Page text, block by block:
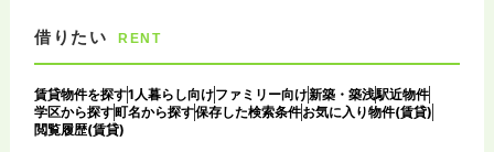
借りたい RENT
賃貸物件を探す1人暮らし向けファミリー向け新築・築浅駅近物件
学区から探す町名から探す保存した検索条件お気に入り物件(賃貸)
閲覧履歴(賃貸)